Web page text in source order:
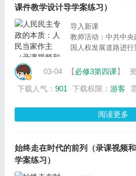
课件教学设计导学案练习）
导入新课
教师活动：中共中
国人权发展道路进行
和保障人权是中国共
的国家性质的体现
议题，通过两个分
课的内容
环节开展议学活动
03-04 【必修3第四课】
下载人气： 901 下载权限： 游客
阅读更多
始终走在时代的前列（录课视频
学案练习）